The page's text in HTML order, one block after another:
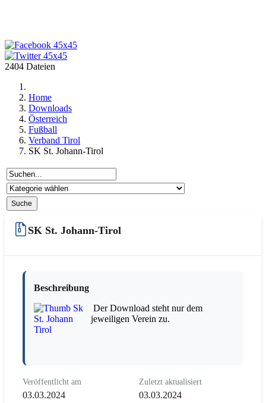
2404 Dateien
Home
Downloads
Österreich
Fußball
Verband Tirol
SK St. Johann-Tirol
SK St. Johann-Tirol
Beschreibung
Der Download steht nur dem
jeweiligen Verein zu.
Veröffentlicht am
03.03.2024
Zuletzt aktualisiert
03.03.2024